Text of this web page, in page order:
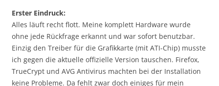
Erster Eindruck:
Alles läuft recht flott. Meine komplett Hardware wurde
ohne jede Rückfrage erkannt und war sofort benutzbar.
Einzig den Treiber für die Grafikkarte (mit ATI-Chip) musste
ich gegen die aktuelle offizielle Version tauschen. Firefox,
TrueCrypt und AVG Antivirus machten bei der Installation
keine Probleme. Da fehlt zwar doch einiges für mein